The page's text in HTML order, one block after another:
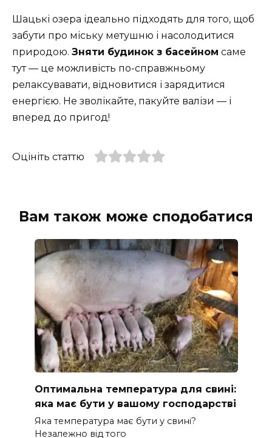
Шацькі озера ідеально підходять для того, щоб
забути про міську метушню і насолодитися
природою. Зняти будинок з басейном саме
тут — це можливість по-справжньому
релаксувавати, відновитися і зарядитися
енергією. Не зволікайте, пакуйте валізи — і
вперед до пригод!
Оцініть статтю
Вам також може сподобатися
Оптимальна температура для свині:
яка має бути у вашому господарстві
Яка температура має бути у свині?
Незалежно від того